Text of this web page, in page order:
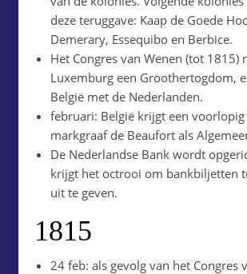
deze teruggave: Kaap de Goede
Demerary, Essequibo en Berbice.
Het Congres van Wenen (tot 1815)
Luxemburg een Groothertogdom,
België met de Nederlanden.
februari: België krijgt een
markgraaf de Beaufort als
De Nederlandse Bank wordt
krijgt het octrooi om bankbiljetten
uit te geven.
1815
24 feb: als gevolg van het Congres